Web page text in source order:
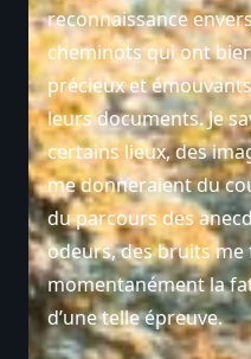
reconnaissance
cheminots qui ont
précieux et
leurs documents. Je
certains lieux, des
me donneraient du
du parcours des
odeurs, des bruits
momentanément la
d’une telle épreuve.